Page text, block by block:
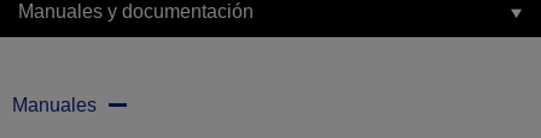
Manuales y documentación
Manuales